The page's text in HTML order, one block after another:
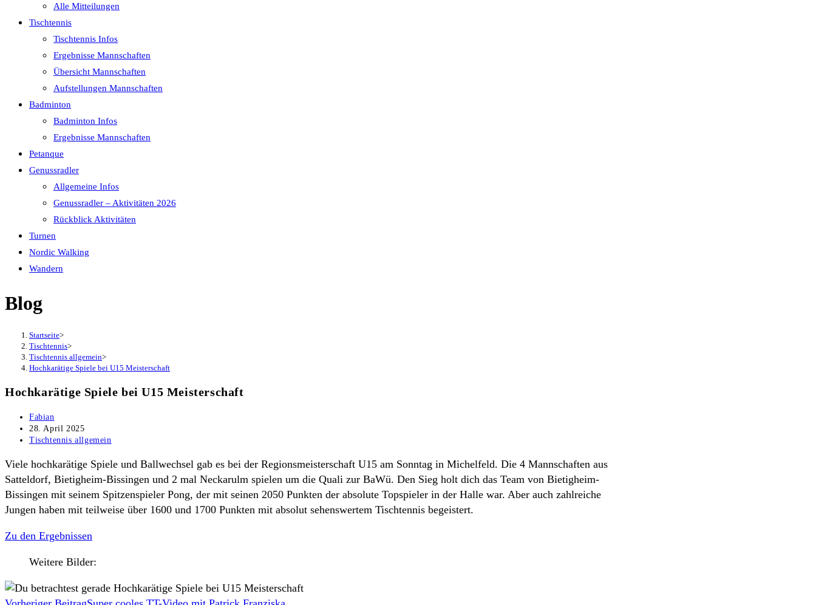
Alle Mitteilungen
Tischtennis
Tischtennis Infos
Ergebnisse Mannschaften
Übersicht Mannschaften
Aufstellungen Mannschaften
Badminton
Badminton Infos
Ergebnisse Mannschaften
Petanque
Genussradler
Allgemeine Infos
Genussradler – Aktivitäten 2026
Rückblick Aktivitäten
Turnen
Nordic Walking
Wandern
Blog
Startseite>
Tischtennis>
Tischtennis allgemein>
Hochkarätige Spiele bei U15 Meisterschaft
Hochkarätige Spiele bei U15 Meisterschaft
Beitrags-
Autor:
Fabian
Beitrag
veröffentlicht:
28. April 2025
Beitrags-
Tischtennis allgemein
Viele hochkarätige Spiele und Ballwechsel gab es bei der Regionsmeisterschaft U15 am Sonntag in Michelfeld. Die 4 Mannschaften aus
Satteldorf, Bietigheim-Bissingen und 2 mal Neckarulm spielen um die Quali zur BaWü. Den Sieg holt dich das Team von Bietigheim-
Bissingen mit seinem Spitzenspieler Pong, der mit seinen 2050 Punkten der absolute Topspieler in der Halle war. Aber auch zahlreiche
Jungen haben mit teilweise über 1600 und 1700 Punkten mit absolut sehenswertem Tischtennis begeistert.
Zu den Ergebnissen
Weitere Bilder: